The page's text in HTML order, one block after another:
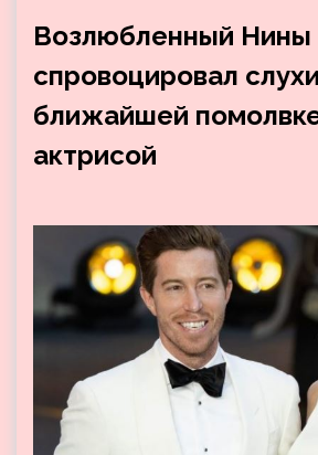
Возлюбленный
спровоцировал
ближайшей
актрисой